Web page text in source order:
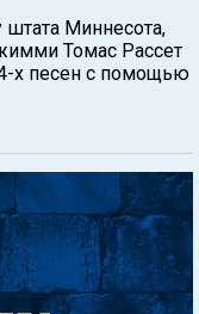
Миннесота,
Томас Рассет
х песен с помощью